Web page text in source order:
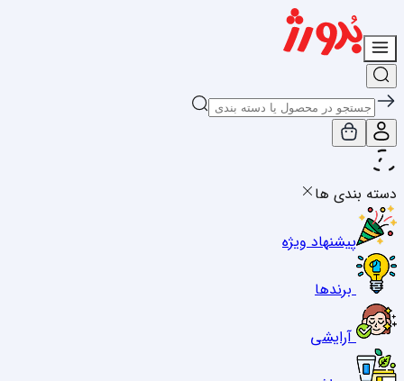
دسته بندی ها
پیشنهاد ویژه
برندها
آرایشی